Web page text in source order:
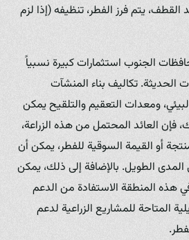
يتم فرز الفطر، تنظيفه (إذا لزم
الجنوب استثمارات كبيرة نسبياً
الحديثة. تكاليف بناء المنشآت
ومعدات التعقيم والتلقيح يمكن
فإن العائد المحتمل من هذه الزراعة،
أو القيمة السوقية للفطر، يمكن أن
المدى الطويل. بالإضافة إلى ذلك، يمكن
هذه المنطقة الاستفادة من الدعم
المتاحة للمشاريع الزراعية لدعم